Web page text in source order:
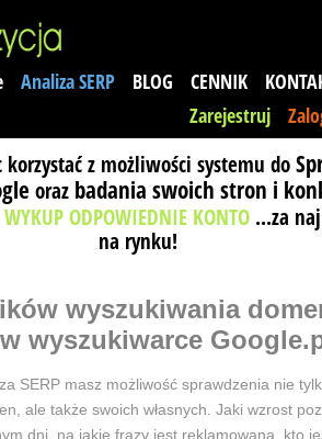
Analiza SERP BLOG CENNIK
Zarejestruj
korzystać z możliwości systemu do
oraz badania swoich stron i
ODPOWIEDNIE KONTO ...za
na rynku!
wyszukiwania
w wyszukiwarce
SERP masz możliwość sprawdzenia nie
ale także swoich własnych. Jaki wzrost
dni, na jakie frazy jest reklamowana, kto